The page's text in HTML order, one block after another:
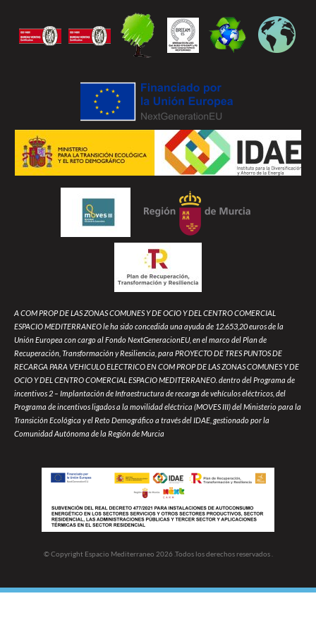
A COM PROP DE LAS ZONAS COMUNES Y DE OCIO Y DEL CENTRO COMERCIAL
ESPACIO MEDITERRANEO le ha sido concedida una ayuda de 12.653,20 euros de la
Unión Europea con cargo al Fondo NextGeneracionEU, en el marco del Plan de
Recuperación, Transformación y Resiliencia, para PROYECTO DE TRES PUNTOS DE
RECARGA PARA VEHICULO ELECTRICO EN COM PROP DE LAS ZONAS COMUNES Y DE
OCIO Y DEL CENTRO COMERCIAL ESPACIO MEDITERRANEO. dentro del Programa de
incentivos 2 – Implantación de Infraestructura de recarga de vehículos eléctricos, del
Programa de incentivos ligados a la movilidad eléctrica (MOVES III) del Ministerio para la
Transición Ecológica y el Reto Demográfico a través del IDAE, gestionado por la
Comunidad Autónoma de la Región de Murcia
© Copyright Espacio Mediterraneo 2026 .Todos los derechos reservados .